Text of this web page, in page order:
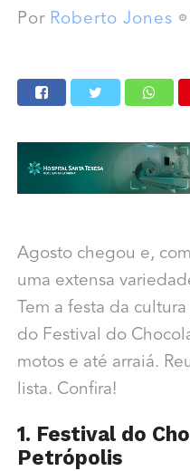
Por Roberto Jones
Agosto chegou e,
uma extensa
Tem a festa da
do Festival do
motos e até arraiá.
lista. Confira!
1. Festival do
Petrópolis